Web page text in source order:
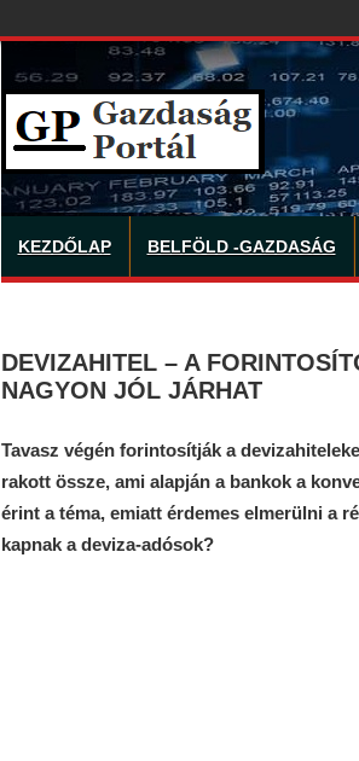
KEZDŐLAP BELFÖLD -GAZDASÁG
DEVIZAHITEL – A
NAGYON JÓL JÁRHAT
Tavasz végén forintosítják a
rakott össze, ami alapján a bankok a
érint a téma, emiatt érdemes elmerülni a
kapnak a deviza-adósok?